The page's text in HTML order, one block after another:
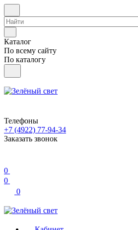
Каталог
По всему сайту
По каталогу
Телефоны
+7 (4922) 77-94-34
Заказать звонок
0
0
0